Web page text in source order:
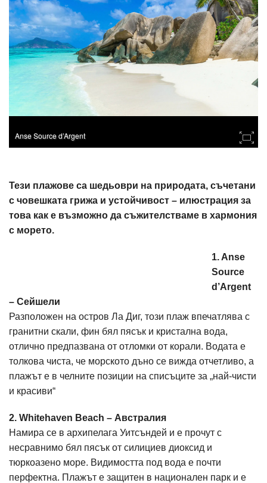
Anse Source d’Argent
Тези плажове са шедьоври на природата, съчетани
с човешката грижа и устойчивост – илюстрация за
това как е възможно да съжителстваме в хармония
с морето.
1. Anse
Source
d’Argent
– Сейшели
Разположен на остров Ла Диг, този плаж впечатлява с
гранитни скали, фин бял пясък и кристална вода,
отлично предпазвана от отломки от корали. Водата е
толкова чиста, че морското дъно се вижда отчетливо, а
плажът е в челните позиции на списъците за „най-чисти
и красиви“
2. Whitehaven Beach – Австралия
Намира се в архипелага Уитсъндей и е прочут с
несравнимо бял пясък от силициев диоксид и
тюркоазено море. Видимостта под вода е почти
перфектна. Плажът е защитен в национален парк и е